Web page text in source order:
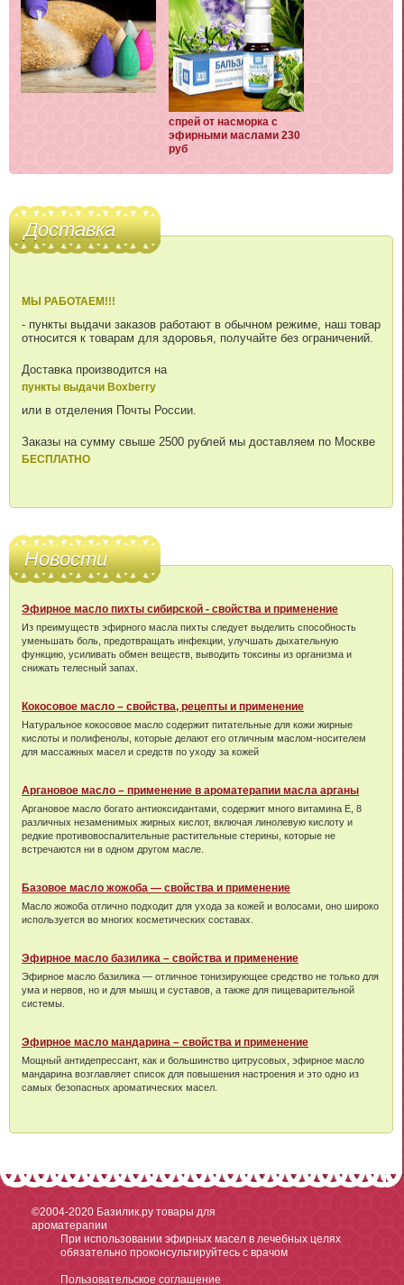
спрей от насморка с
эфирными маслами 230
руб
Доставка
МЫ РАБОТАЕМ!!!
- пункты выдачи заказов работают в обычном режиме, наш товар
относится к товарам для здоровья, получайте без ограничений.
Доставка производится на
пункты выдачи Boxberry
или в отделения Почты России.
Заказы на сумму свыше 2500 рублей мы доставляем по Москве
БЕСПЛАТНО
Новости
Эфирное масло пихты сибирской - свойства и применение
Из преимуществ эфирного масла пихты следует выделить способность
уменьшать боль, предотвращать инфекции, улучшать дыхательную
функцию, усиливать обмен веществ, выводить токсины из организма и
снижать телесный запах.
Кокосовое масло – свойства, рецепты и применение
Натуральное кокосовое масло содержит питательные для кожи жирные
кислоты и полифенолы, которые делают его отличным маслом-носителем
для массажных масел и средств по уходу за кожей
Аргановое масло – применение в ароматерапии масла арганы
Аргановое масло богато антиоксидантами, содержит много витамина Е, 8
различных незаменимых жирных кислот, включая линолевую кислоту и
редкие противовоспалительные растительные стерины, которые не
встречаются ни в одном другом масле.
Базовое масло жожоба — свойства и применение
Масло жожоба отлично подходит для ухода за кожей и волосами, оно широко
используется во многих косметических составах.
Эфирное масло базилика – свойства и применение
Эфирное масло базилика — отличное тонизирующее средство не только для
ума и нервов, но и для мышц и суставов, а также для пищеварительной
системы.
Эфирное масло мандарина – свойства и применение
Мощный антидепрессант, как и большинство цитрусовых, эфирное масло
мандарина возглавляет список для повышения настроения и это одно из
самых безопасных ароматических масел.
©2004-2020 Базилик.ру товары для
ароматерапии
При использовании эфирных масел в лечебных целях
обязательно проконсультируйтесь с врачом
Пользовательское соглашение